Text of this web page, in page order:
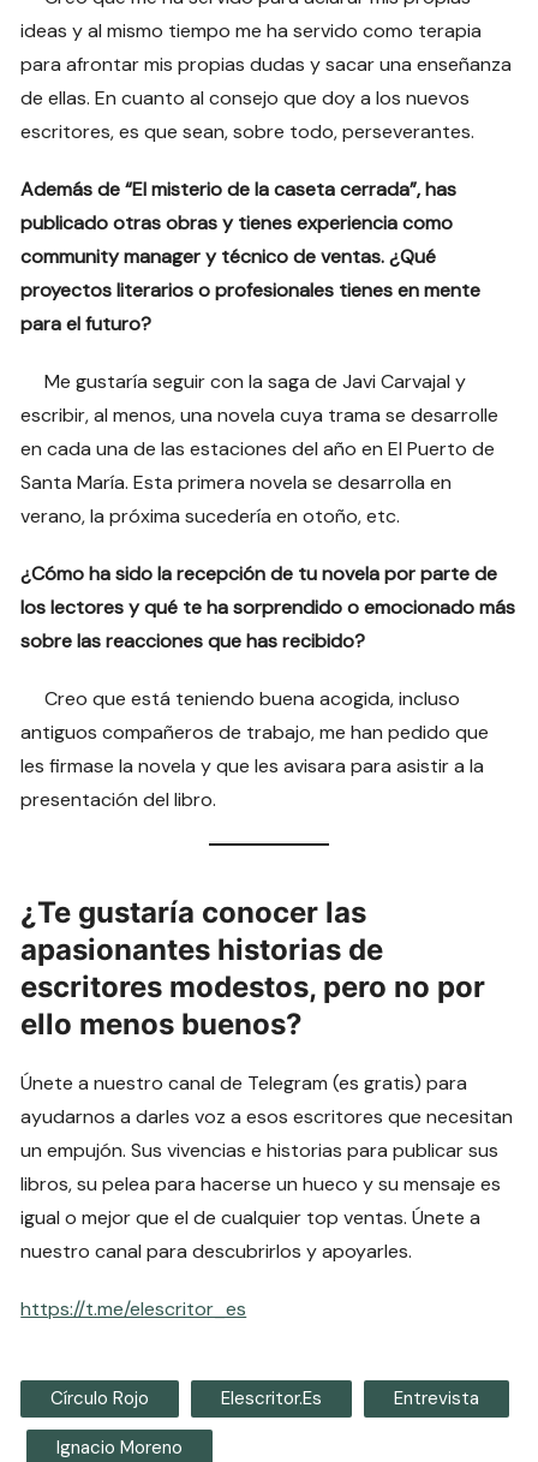
ideas y al mismo tiempo me ha servido como terapia
para afrontar mis propias dudas y sacar una enseñanza
de ellas. En cuanto al consejo que doy a los nuevos
escritores, es que sean, sobre todo, perseverantes.
Además de “El misterio de la caseta cerrada”, has
publicado otras obras y tienes experiencia como
community manager y técnico de ventas. ¿Qué
proyectos literarios o profesionales tienes en mente
para el futuro?
Me gustaría seguir con la saga de Javi Carvajal y
escribir, al menos, una novela cuya trama se desarrolle
en cada una de las estaciones del año en El Puerto de
Santa María. Esta primera novela se desarrolla en
verano, la próxima sucedería en otoño, etc.
¿Cómo ha sido la recepción de tu novela por parte de
los lectores y qué te ha sorprendido o emocionado más
sobre las reacciones que has recibido?
Creo que está teniendo buena acogida, incluso
antiguos compañeros de trabajo, me han pedido que
les firmase la novela y que les avisara para asistir a la
presentación del libro.
¿Te gustaría conocer las
apasionantes historias de
escritores modestos, pero no por
ello menos buenos?
Únete a nuestro canal de Telegram (es gratis) para
ayudarnos a darles voz a esos escritores que necesitan
un empujón. Sus vivencias e historias para publicar sus
libros, su pelea para hacerse un hueco y su mensaje es
igual o mejor que el de cualquier top ventas. Únete a
nuestro canal para descubrirlos y apoyarles.
https://t.me/elescritor_es
Círculo Rojo Elescritor.es Entrevista
Ignacio Moreno